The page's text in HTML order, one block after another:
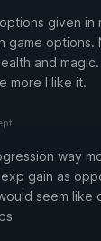
given in
game options.
and
more I like it.
way
gain as
seem like